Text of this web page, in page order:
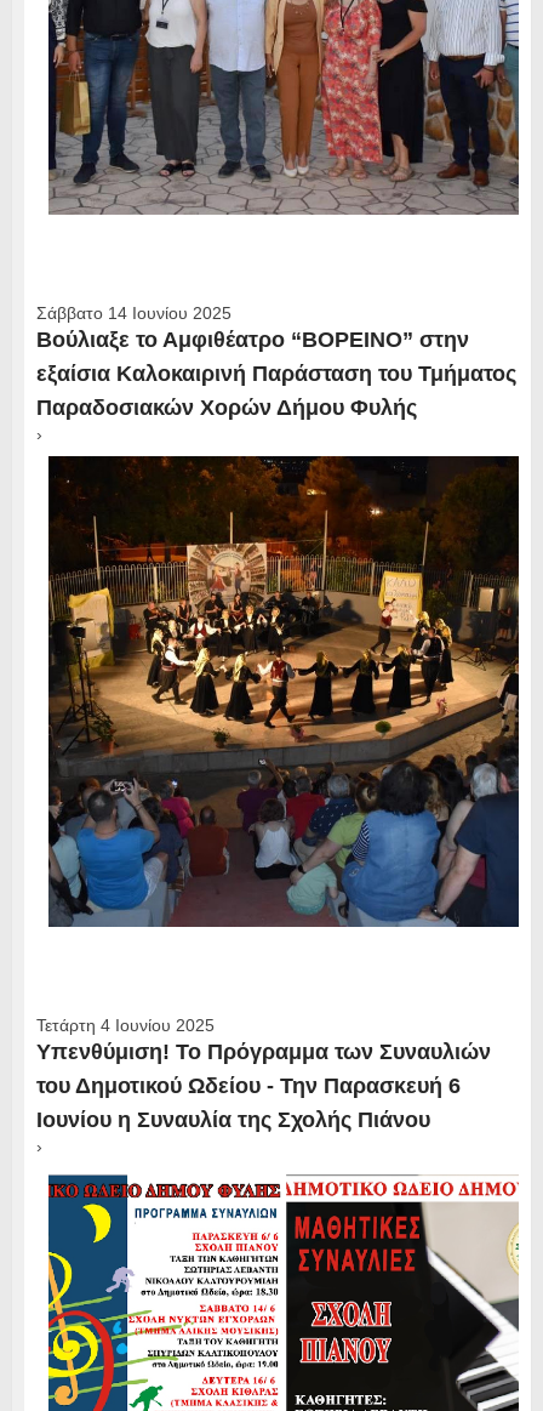
Σάββατο 14 Ιουνίου 2025
Βούλιαξε το Αμφιθέατρο “ΒΟΡΕΙΝΟ” στην
εξαίσια Καλοκαιρινή Παράσταση του Τμήματος
Παραδοσιακών Χορών Δήμου Φυλής
›
Τετάρτη 4 Ιουνίου 2025
Υπενθύμιση! Το Πρόγραμμα των Συναυλιών
του Δημοτικού Ωδείου - Την Παρασκευή 6
Ιουνίου η Συναυλία της Σχολής Πιάνου
›